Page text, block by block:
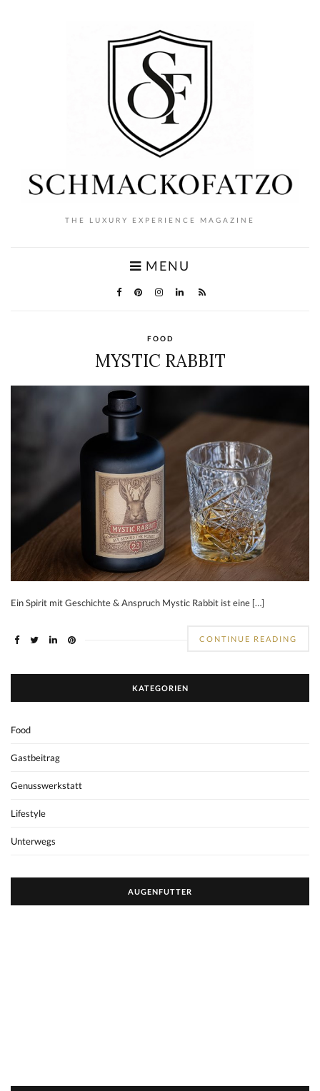
THE LUXURY EXPERIENCE MAGAZINE
MENU
FOOD
MYSTIC RABBIT
Ein Spirit mit Geschichte & Anspruch Mystic Rabbit ist eine […]
CONTINUE READING
KATEGORIEN
Food
Gastbeitrag
Genusswerkstatt
Lifestyle
Unterwegs
AUGENFUTTER